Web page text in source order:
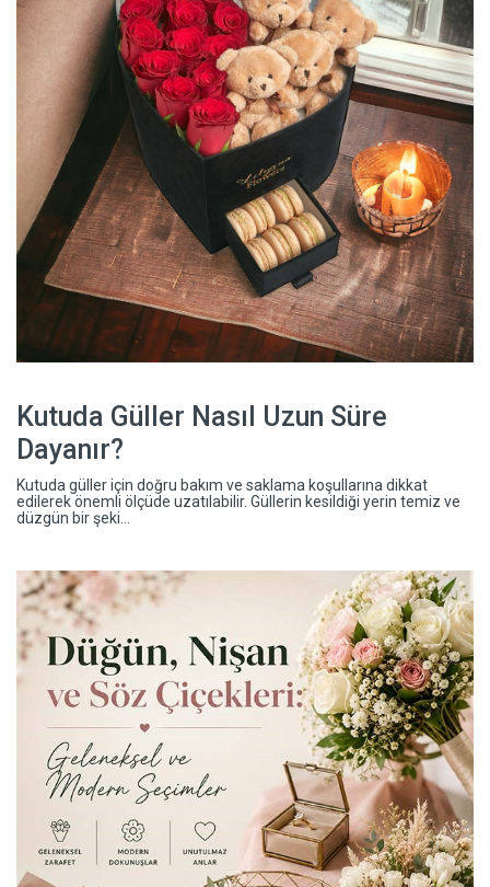
Kutuda Güller Nasıl Uzun Süre
Dayanır?
Kutuda güller için doğru bakım ve saklama koşullarına dikkat
edilerek önemli ölçüde uzatılabilir. Güllerin kesildiği yerin temiz ve
düzgün bir şeki...